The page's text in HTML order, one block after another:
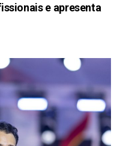
e apresenta